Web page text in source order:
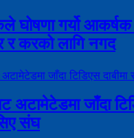
घोषणा गर्यो
र करको लागि नगद
अटामेटेडमा जाँदा
संघ